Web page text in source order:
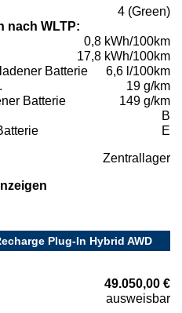
4 (Green)
nach WLTP:
0,8 kWh/100km
17,8 kWh/100km
Batterie
6,6 l/100km
19 g/km
Batterie
149 g/km
B
E
Zentrallager
Plug-In Hybrid AWD
49.050,00 €
ausweisbar